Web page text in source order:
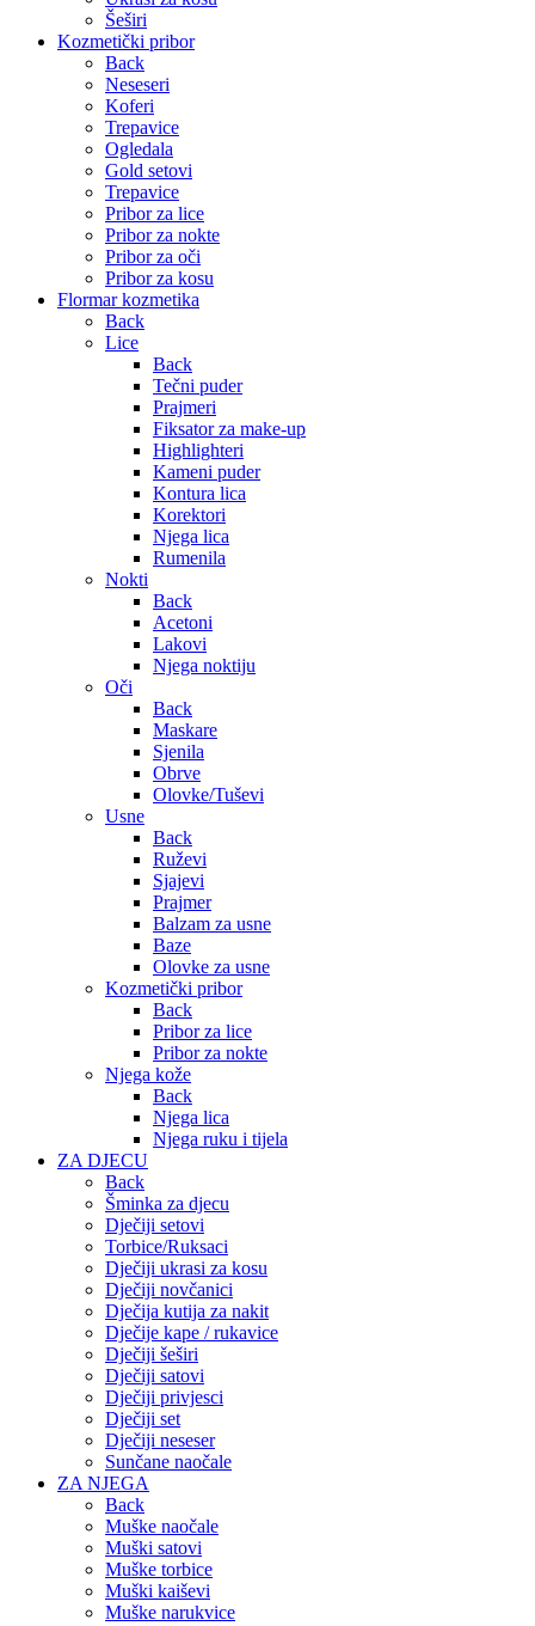
Šeširi
Kozmetički pribor
Back
Neseseri
Koferi
Trepavice
Ogledala
Gold setovi
Trepavice
Pribor za lice
Pribor za nokte
Pribor za oči
Pribor za kosu
Flormar kozmetika
Back
Lice
Back
Tečni puder
Prajmeri
Fiksator za make-up
Highlighteri
Kameni puder
Kontura lica
Korektori
Njega lica
Rumenila
Nokti
Back
Acetoni
Lakovi
Njega noktiju
Oči
Back
Maskare
Sjenila
Obrve
Olovke/Tuševi
Usne
Back
Ruževi
Sjajevi
Prajmer
Balzam za usne
Baze
Olovke za usne
Kozmetički pribor
Back
Pribor za lice
Pribor za nokte
Njega kože
Back
Njega lica
Njega ruku i tijela
ZA DJECU
Back
Šminka za djecu
Dječiji setovi
Torbice/Ruksaci
Dječiji ukrasi za kosu
Dječiji novčanici
Dječija kutija za nakit
Dječije kape / rukavice
Dječiji šeširi
Dječiji satovi
Dječiji privjesci
Dječiji set
Dječiji neseser
Sunčane naočale
ZA NJEGA
Back
Muške naočale
Muški satovi
Muške torbice
Muški kaiševi
Muške narukvice